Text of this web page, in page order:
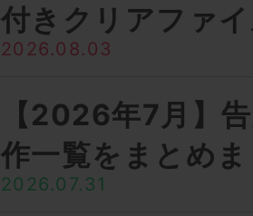
付きクリアファ
2026.08.03
【2026年7月】
作一覧をまとめ
2026.07.31